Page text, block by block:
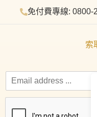
免付費專線: 0800-
索